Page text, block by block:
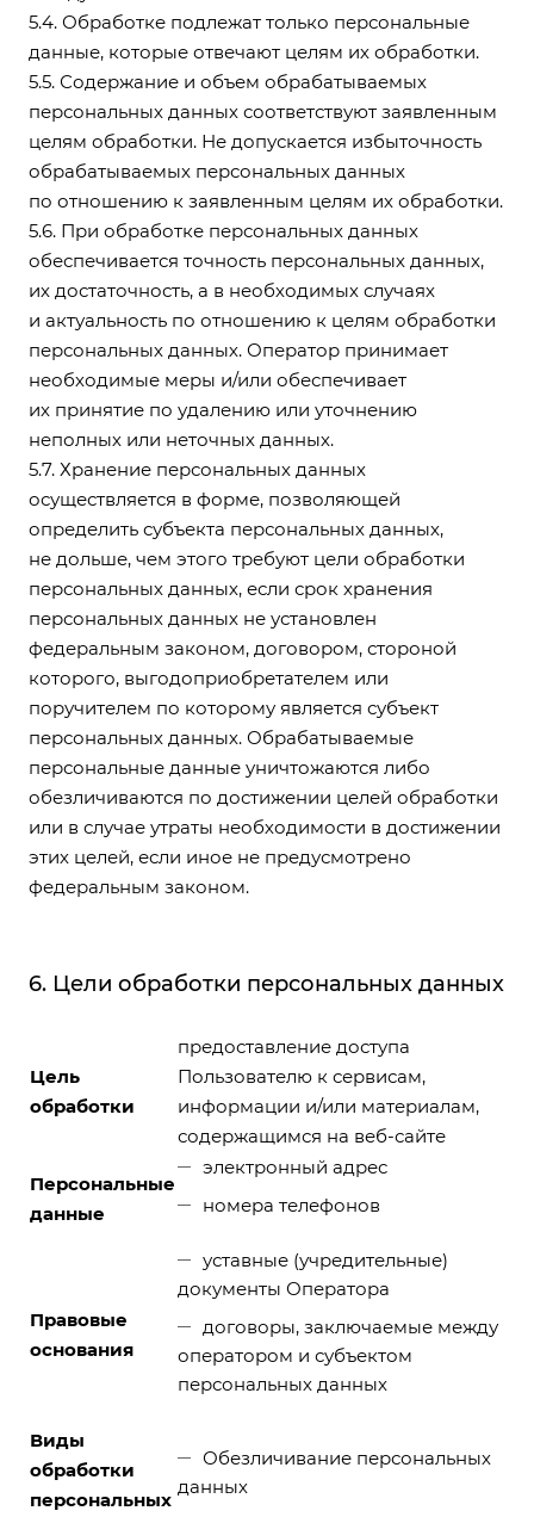
5.4. Обработке подлежат только персональные
данные, которые отвечают целям их обработки.
5.5. Содержание и объем обрабатываемых
персональных данных соответствуют заявленным
целям обработки. Не допускается избыточность
обрабатываемых персональных данных
по отношению к заявленным целям их обработки.
5.6. При обработке персональных данных
обеспечивается точность персональных данных,
их достаточность, а в необходимых случаях
и актуальность по отношению к целям обработки
персональных данных. Оператор принимает
необходимые меры и/или обеспечивает
их принятие по удалению или уточнению
неполных или неточных данных.
5.7. Хранение персональных данных
осуществляется в форме, позволяющей
определить субъекта персональных данных,
не дольше, чем этого требуют цели обработки
персональных данных, если срок хранения
персональных данных не установлен
федеральным законом, договором, стороной
которого, выгодоприобретателем или
поручителем по которому является субъект
персональных данных. Обрабатываемые
персональные данные уничтожаются либо
обезличиваются по достижении целей обработки
или в случае утраты необходимости в достижении
этих целей, если иное не предусмотрено
федеральным законом.
6. Цели обработки персональных данных
Цель
обработки
предоставление доступа
Пользователю к сервисам,
информации и/или материалам,
содержащимся на веб-сайте
Персональные
данные
электронный адрес
номера телефонов
Правовые
основания
уставные (учредительные)
документы Оператора
договоры, заключаемые между
оператором и субъектом
персональных данных
Виды
обработки
персональных
Обезличивание персональных
данных